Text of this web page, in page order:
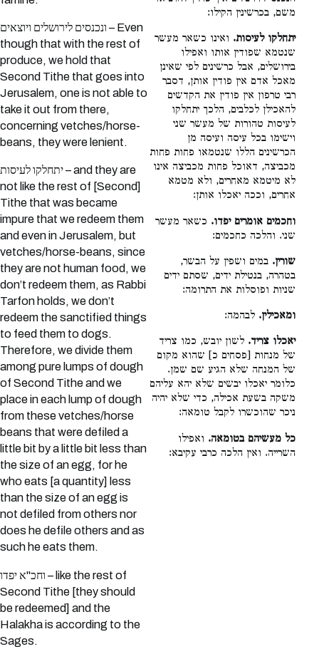
ונכנסים לירושלים ויוצאים – Even
though that with the rest of
produce, we hold that
Second Tithe that goes into
Jerusalem, one is not able to
take it out from there,
concerning vetches/horse-
beans, they were lenient.
יתחלקו לעיסות – and they are
not like the rest of [Second]
Tithe that was became
impure that we redeem them
and even in Jerusalem, but
vetches/horse-beans, since
they are not human food, we
don’t redeem them, as Rabbi
Tarfon holds, we don’t
redeem the sanctified things
to feed them to dogs.
Therefore, we divide them
among pure lumps of dough
of Second Tithe and we
place in each lump of dough
from these vetches/horse
beans that were defiled a
little bit by a little bit less than
the size of an egg, for he
who eats [a quantity] less
than the size of an egg is
not defiled from others nor
does he defile others and as
such he eats them.
וחכ"א יפדו – like the rest of
Second Tithe [they should
be redeemed] and the
Halakha is according to the
Sages.
משם, בכרשינין הקילו:
יתחלקו לעיסות. ואינו כשאר מעשר
שנטמא שפודין אותו ואפילו
בירושלים, אבל כרשינים לפי שאינן
מאכל אדם אין פודין אותן, דסבר
רבי טרפון אין פודין את הקדשים
להאכילן לכלבים, הלכך יתחלקו
לעיסות טהורות של מעשר שני
וישימו בכל עיסה ועיסה מן
הכרשינים הללו שנטמאו פחות פחות
מכביצה, דאוכל פחות מכביצה אינו
לא מיטמא מאחרים, ולא מטמא
אחרים, וככה יאכלו אותן:
וחכמים אומרים יפדו. כשאר מעשר
שני. והלכה כחכמים:
שורין. במים ושפין על הבשר,
בטהרה, בנטילת ידים, שסתם ידים
שניות ופוסלות את התרומה:
ומאכילין. לבהמה:
יאכלו צריד. לשון יובש, כמו צריד
של מנחות [פסחים כ] שהוא מקום
של המנחה שלא הגיע שם שמן.
כלומר יאכלו יבשים שלא יהא עליהם
משקה בשעת אכילה, כדי שלא יהיה
ניכר שהוכשרו לקבל טומאה:
כל מעשיהם בטומאה. ואפילו
השרייה. ואין הלכה כרבי עקיבא: